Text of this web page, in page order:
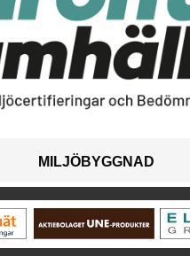
MILJÖBYGGNAD